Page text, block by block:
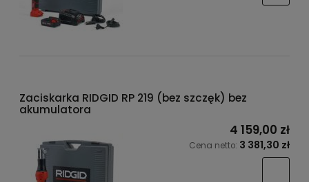
Zaciskarka RIDGID RP 219 (bez szczęk) bez
akumulatora
4 159,00 zł
Cena netto: 3 381,30 zł